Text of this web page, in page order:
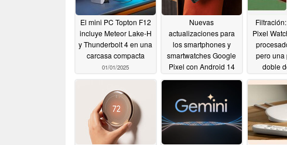
El mini PC Topton F12
incluye Meteor Lake-H
y Thunderbolt 4 en una
carcasa compacta
01/01/2025
Nuevas
actualizaciones para
los smartphones y
smartwatches Google
Pixel con Android 14
08/08/2024
Pixel
pero una
doble
08/